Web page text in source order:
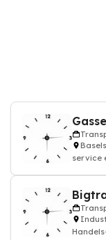
service